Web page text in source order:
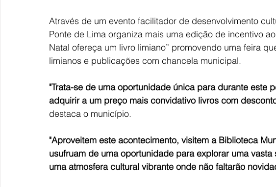
Através de um evento facilitador de desenvolvimento
Ponte de Lima organiza mais uma edição de incentivo
Natal ofereça um livro limiano” promovendo uma feira
limianos e publicações com chancela municipal.
"Trata-se de uma oportunidade única para durante este
adquirir a um preço mais convidativo livros com
destaca o município.
"Aproveitem este acontecimento, visitem a Biblioteca
usufruam de uma oportunidade para explorar uma
uma atmosfera cultural vibrante onde não faltarão